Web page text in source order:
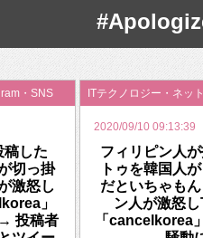
突破。ジャストシステム、”自分が
は「自分で作って、想いを渡す
・SNS
稿した
切っ掛
激怒し
」
投稿者
ITテクノロジー・ネット
2020/09/10 09:13:39
フィリピン人
トゥを韓国人
だといちゃも
ン人が激怒
「cancelkorea